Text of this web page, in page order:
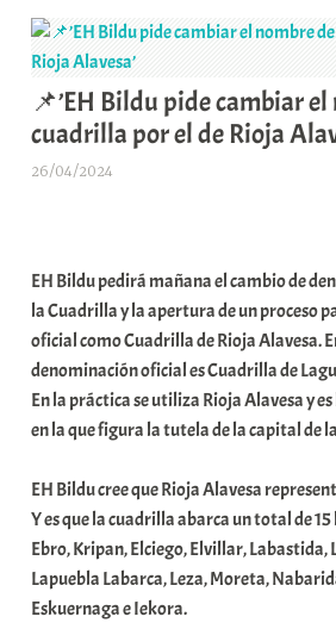
📌’EH Bildu pide cambiar
cuadrilla por el de Rioja
26/04/2024
a
r
E
r
r
i
x
a
K
o
m
EH Bildu pedirá mañana el cambio de
la Cuadrilla y la apertura de un proceso
oficial como Cuadrilla de Rioja Alavesa.
denominación oficial es Cuadrilla de
En la práctica se utiliza Rioja Alavesa y
en la que figura la tutela de la capital de
EH Bildu cree que Rioja Alavesa
Y es que la cuadrilla abarca un total de
Ebro, Kripan, Elciego, Elvillar, Labastida,
Lapuebla Labarca, Leza, Moreta,
Eskuernaga e Iekora.